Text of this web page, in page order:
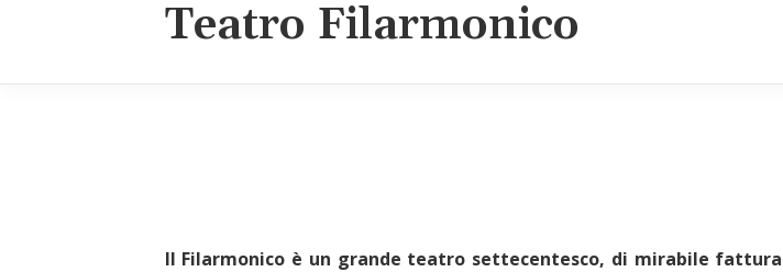
Teatro Filarmonico
Il Filarmonico è un grande teatro settecentesco, di mirabile